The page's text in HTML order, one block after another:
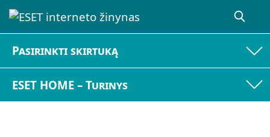
Pasirinkti skirtuką
ESET HOME – Turinys